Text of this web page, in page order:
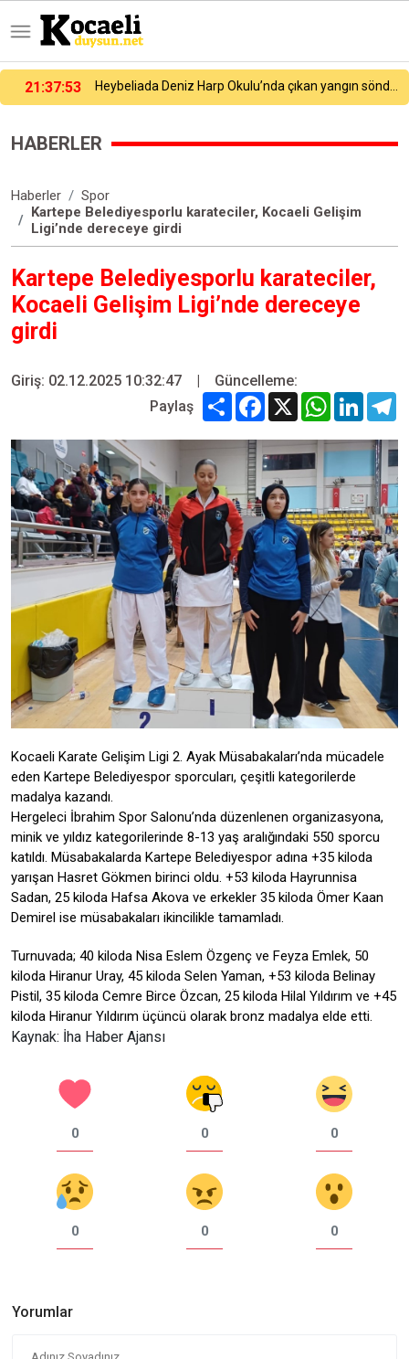
21:27:54 Galatasaray yeni sezon hazırlıklarına devam ediyor
HABERLER
Haberler
Spor
Kartepe Belediyesporlu karateciler, Kocaeli Gelişim
Ligi’nde dereceye girdi
Kartepe Belediyesporlu karateciler,
Kocaeli Gelişim Ligi’nde dereceye
girdi
Giriş: 02.12.2025 10:32:47 |
Güncelleme:
Paylaş
Share Facebook
X WhatsApp
Kocaeli Karate Gelişim Ligi 2. Ayak Müsabakaları’nda mücadele
eden Kartepe Belediyespor sporcuları, çeşitli kategorilerde
madalya kazandı.
Hergeleci İbrahim Spor Salonu’nda düzenlenen organizasyona,
minik ve yıldız kategorilerinde 8-13 yaş aralığındaki 550 sporcu
katıldı. Müsabakalarda Kartepe Belediyespor adına +35 kiloda
yarışan Hasret Gökmen birinci oldu. +53 kiloda Hayrunnisa
Sadan, 25 kiloda Hafsa Akova ve erkekler 35 kiloda Ömer Kaan
Demirel ise müsabakaları ikincilikle tamamladı.
Turnuvada; 40 kiloda Nisa Eslem Özgenç ve Feyza Emlek, 50
kiloda Hiranur Uray, 45 kiloda Selen Yaman, +53 kiloda Belinay
Pistil, 35 kiloda Cemre Birce Özcan, 25 kiloda Hilal Yıldırım ve +45
kiloda Hiranur Yıldırım üçüncü olarak bronz madalya elde etti.
Kaynak: İha Haber Ajansı
0 0 0
0 0 0
Yorumlar